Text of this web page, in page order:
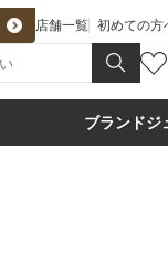
店舗一覧 初めての方
ブランドジ